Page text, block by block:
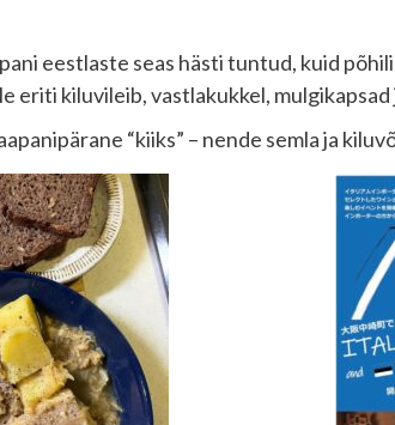
eestlaste seas hästi tuntud, kuid
eriti kiluvileib, vastlakukkel, mulgikapsad
“kiiks” – nende semla ja